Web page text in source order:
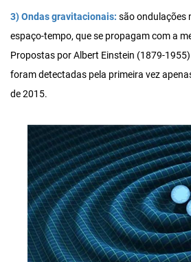
3) Ondas gravitacionais: são ondulações
espaço-tempo, que se propagam com a
Propostas por Albert Einstein (1879-
foram detectadas pela primeira vez
de 2015.